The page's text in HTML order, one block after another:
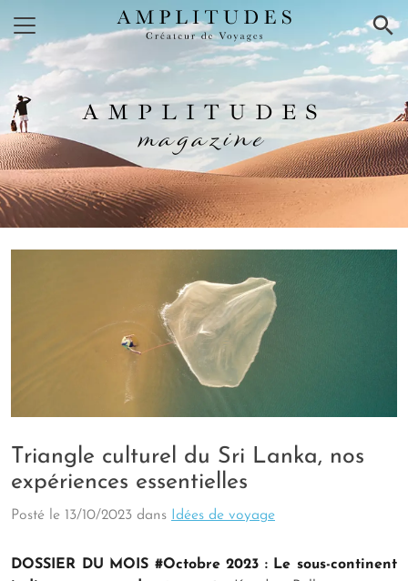
×
AMPLITUDES
magazine
Triangle culturel du Sri Lanka, nos
expériences essentielles
Posté le 13/10/2023 dans Idées de voyage
DOSSIER DU MOIS #Octobre 2023 : Le sous-continent